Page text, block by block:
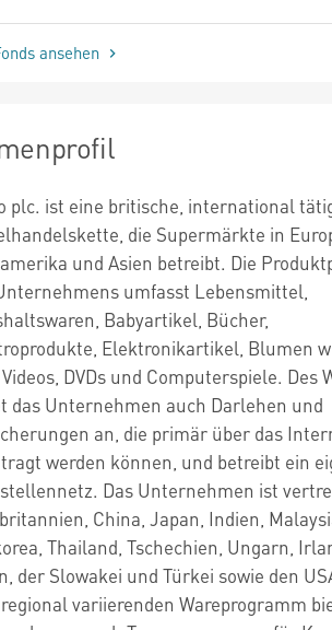
ansehen
plc. ist eine britische, international
die Supermärkte in
und Asien betreibt. Die
umfasst Lebensmittel,
Babyartikel, Bücher,
Elektronikartikel, Blumen
Videos, DVDs und Computerspiele. Des
das Unternehmen auch Darlehen und
an, die primär über das
werden können, und betreibt ein
Das Unternehmen ist
China, Japan, Indien,
Thailand, Tschechien, Ungarn,
der Slowakei und Türkei sowie den
variierenden Wareprogramm